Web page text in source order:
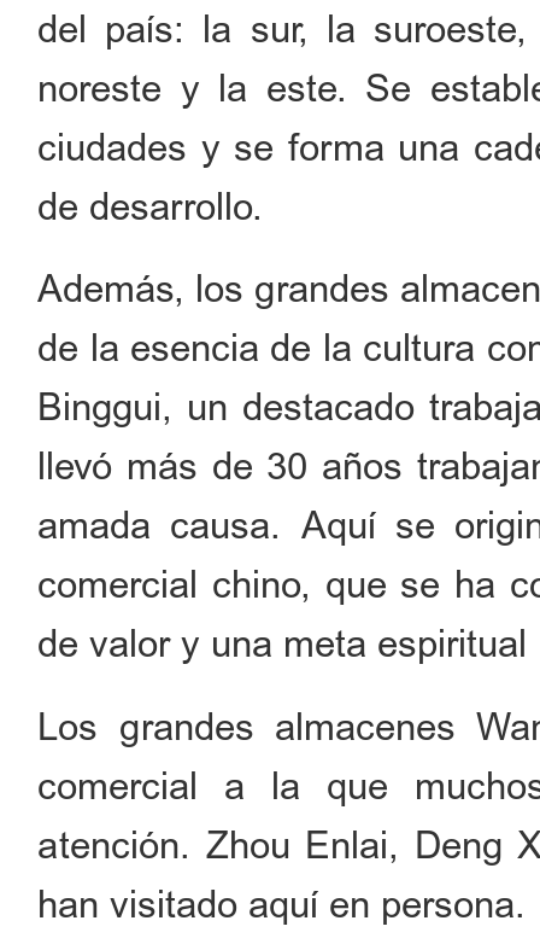
del país: la sur, la
noreste y la este. Se
ciudades y se forma una
de desarrollo.
Además, los grandes
de la esencia de la cultura
Binggui, un destacado
llevó más de 30 años
amada causa. Aquí se
comercial chino, que se ha
de valor y una meta
Los grandes almacenes
comercial a la que
atención. Zhou Enlai, Deng
han visitado aquí en persona.